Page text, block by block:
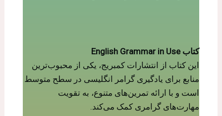
کتاب English Grammar in Use
این کتاب از انتشارات کمبریج، یکی از محبوب‌ترین
منابع برای یادگیری گرامر انگلیسی در سطح متوسط
است و با ارائه تمرین‌های متنوع، به تقویت
مهارت‌های گرامری کمک می‌کند.